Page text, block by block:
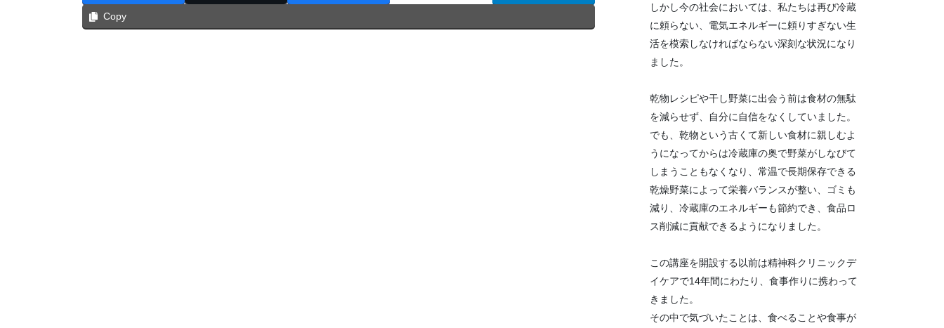
Copy
しかし今の社会においては、私たちは再び冷蔵
に頼らない、電気エネルギーに頼りすぎない生
活を模索しなければならない深刻な状況になり
ました。
乾物レシピや干し野菜に出会う前は食材の無駄
を減らせず、自分に自信をなくしていました。
でも、乾物という古くて新しい食材に親しむよ
うになってからは冷蔵庫の奥で野菜がしなびて
しまうこともなくなり、常温で長期保存できる
乾燥野菜によって栄養バランスが整い、ゴミも
減り、冷蔵庫のエネルギーも節約でき、食品ロ
ス削減に貢献できるようになりました。
この講座を開設する以前は精神科クリニックデ
イケアで14年間にわたり、食事作りに携わって
きました。
その中で気づいたことは、食べることや食事が